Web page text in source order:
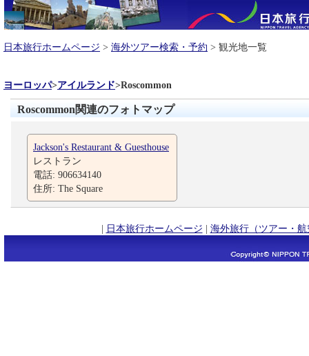
日本旅行ホームページ > 海外ツアー検索・予約 > 観光地一覧
ヨーロッパ>アイルランド>Roscommon
Roscommon関連のフォトマップ
Jackson's Restaurant & Guesthouse
レストラン
電話: 906634140
住所: The Square
| 日本旅行ホームページ | 海外旅行（ツアー・航